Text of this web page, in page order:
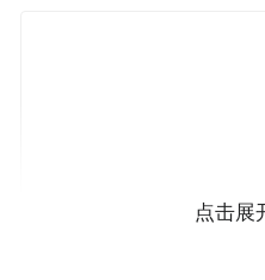
点击展